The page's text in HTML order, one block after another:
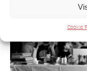
Cookie